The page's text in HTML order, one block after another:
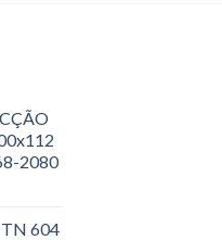
2080
TN 604